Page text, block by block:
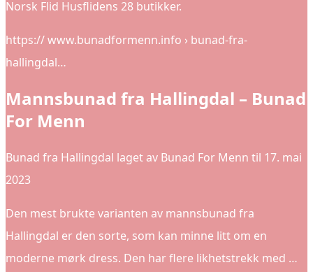
Norsk Flid Husflidens 28 butikker.
https:// www.bunadformenn.info › bunad-fra-
hallingdal…
Mannsbunad fra Hallingdal – Bunad
For Menn
Bunad fra Hallingdal laget av Bunad For Menn til 17. mai
2023
Den mest brukte varianten av mannsbunad fra
Hallingdal er den sorte, som kan minne litt om en
moderne mørk dress. Den har flere likhetstrekk med …